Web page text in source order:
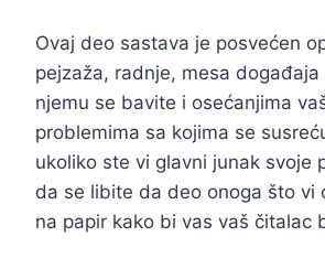
Ovaj deo sastava je posvećen
pejzaža, radnje, mesa događaja
njemu se bavite i osećanjima
problemima sa kojima se
ukoliko ste vi glavni junak svoje
da se libite da deo onoga što vi
na papir kako bi vas vaš čitalac